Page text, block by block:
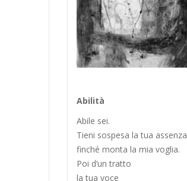
Abilità
Abile sei.
Tieni sospesa la tua assenza
finché monta la mia voglia.
Poi d’un tratto
la tua voce